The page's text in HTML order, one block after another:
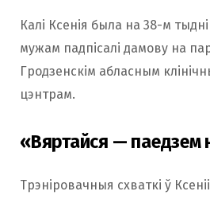
Калі Ксенія была на 38-м
мужам падпісалі дамову на
Гродзенскім абласным
цэнтрам.
«Вяртайся —
Трэніровачныя схваткі ў